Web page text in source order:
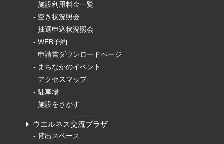
- 施設利用料金一覧
- 空き状況照会
- 抽選申込状況照会
- WEB予約
- 申請書ダウンロードページ
- まちなかのイベント
- アクセスマップ
- 駐車場
- 施設をさがす
ウエルネス交流プラザ
- 貸出スペース